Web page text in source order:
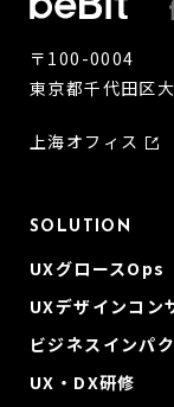
〒100-0004
東京都千代田区
上海オフィス
SOLUTION
UXグロースOps
UXデザインコン
ビジネスインパ
UX・DX研修